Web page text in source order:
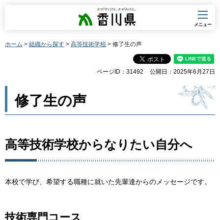
香川県
メニュー
ホーム > 組織から探す > 高等技術学校 > 修了生の声
ページID：31492 公開日：2025年6月27日
修了生の声
高等技術学校からなりたい自分へ
本校で学び、希望する職種に就いた先輩達からのメッセージです。
技術専門コース